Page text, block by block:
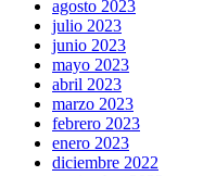
agosto 2023
julio 2023
junio 2023
mayo 2023
abril 2023
marzo 2023
febrero 2023
enero 2023
diciembre 2022